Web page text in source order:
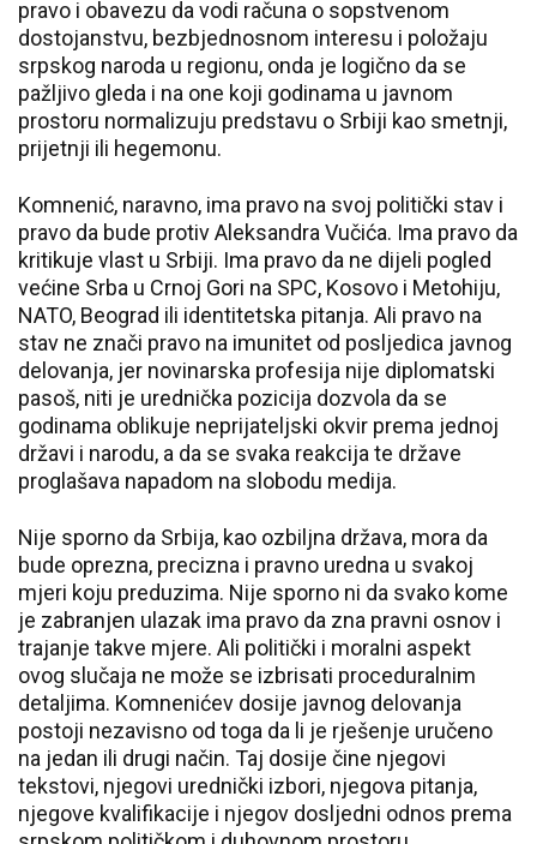
pravo i obavezu da vodi računa o sopstvenom
dostojanstvu, bezbjednosnom interesu i položaju
srpskog naroda u regionu, onda je logično da se
pažljivo gleda i na one koji godinama u javnom
prostoru normalizuju predstavu o Srbiji kao smetnji,
prijetnji ili hegemonu.
Komnenić, naravno, ima pravo na svoj politički stav i
pravo da bude protiv Aleksandra Vučića. Ima pravo da
kritikuje vlast u Srbiji. Ima pravo da ne dijeli pogled
većine Srba u Crnoj Gori na SPC, Kosovo i Metohiju,
NATO, Beograd ili identitetska pitanja. Ali pravo na
stav ne znači pravo na imunitet od posljedica javnog
delovanja, jer novinarska profesija nije diplomatski
pasoš, niti je urednička pozicija dozvola da se
godinama oblikuje neprijateljski okvir prema jednoj
državi i narodu, a da se svaka reakcija te države
proglašava napadom na slobodu medija.
Nije sporno da Srbija, kao ozbiljna država, mora da
bude oprezna, precizna i pravno uredna u svakoj
mjeri koju preduzima. Nije sporno ni da svako kome
je zabranjen ulazak ima pravo da zna pravni osnov i
trajanje takve mjere. Ali politički i moralni aspekt
ovog slučaja ne može se izbrisati proceduralnim
detaljima. Komnenićev dosije javnog delovanja
postoji nezavisno od toga da li je rješenje uručeno
na jedan ili drugi način. Taj dosije čine njegovi
tekstovi, njegovi urednički izbori, njegova pitanja,
njegove kvalifikacije i njegov dosljedni odnos prema